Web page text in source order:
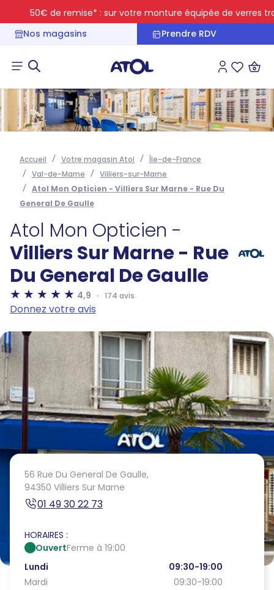
50€ de remise* : sur votre monture équipée de verres
Nos magasins
Prendre RDV
Connexion
Accueil Votre magasin Atol
Île-de-France
Val-de-Marne
Villiers-sur-Marne
Atol Mon Opticien - Villiers Sur Marne - Rue Du
General De Gaulle
Atol Mon Opticien -
Villiers Sur Marne - Rue
Du General De Gaulle
4,9 174 avis
Donnez votre avis
56 Rue Du General De Gaulle,
94350 Villiers Sur Marne
01 49 30 22 73
HORAIRES :
OuvertFerme à 19:00
Lundi
09:30-19:00
Mardi
09:30-19:00